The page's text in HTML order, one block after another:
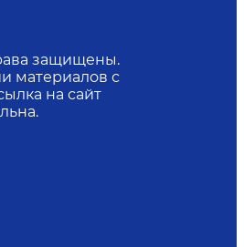
защищены.
материалов с
на сайт